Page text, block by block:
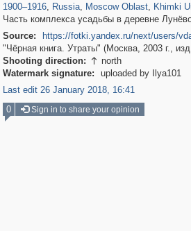
1900–1916, Russia, Moscow Oblast, Khimki
Часть комплекса усадьбы в деревне
Source:
https://fotki.yandex.ru/next/users/
"Чёрная книга. Утраты" (Москва, 2003 г.,
Shooting direction:  north
Watermark signature:
uploaded by Ilya101
Last edit 26 January 2018, 16:41
0
Sign in to share your opinion